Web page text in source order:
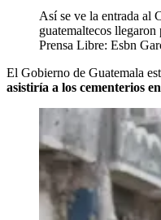
Así se ve la entrada al
guatemaltecos
Prensa Libre: Esbn
El Gobierno de Guatemala
asistiría a los cementerios